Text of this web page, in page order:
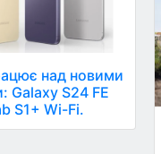
над новими
Galaxy S24 FE
S1+ Wi-Fi.